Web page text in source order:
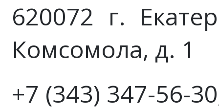
620072 г.
Комсомола, д. 1
+7 (343) 347-56-30